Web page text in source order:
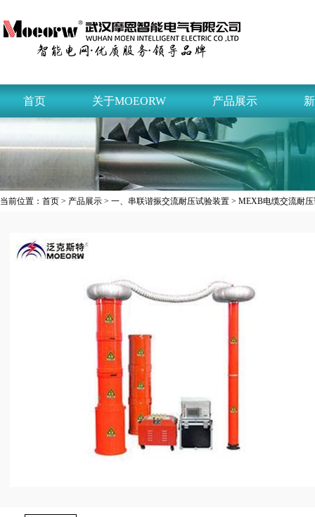
首页 关于MOEORW 产品展示
当前位置： 首页 > 产品展示 > 一、串联谐振交流耐压试验装置 > MEXB电缆交流耐